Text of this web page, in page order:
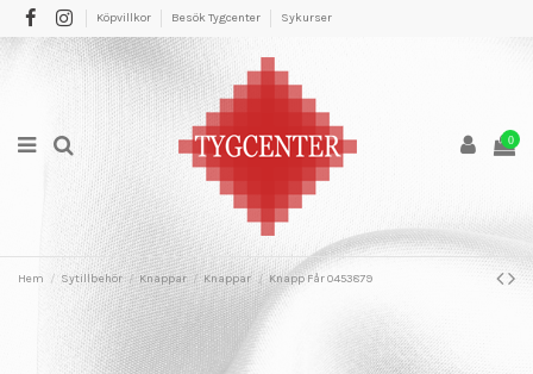
Köpvillkor Besök Tygcenter Sykurser
0
Hem Sytillbehör Knappar Knappar Knapp Får 0453879